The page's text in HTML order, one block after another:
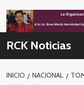
to
content
RCK Noticias
INICIO NACIONAL